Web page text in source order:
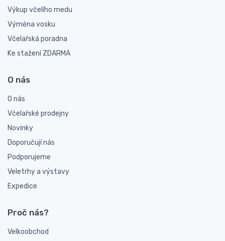
Výkup včelího medu
Výměna vosku
Včelařská poradna
Ke stažení ZDARMA
O nás
O nás
Včelařské prodejny
Novinky
Doporučují nás
Podporujeme
Veletrhy a výstavy
Expedice
Proč nás?
Velkoobchod